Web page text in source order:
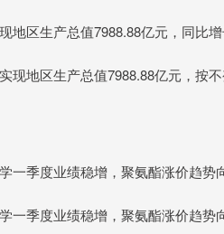
地区生产总值7988.88亿元，同比
现地区生产总值7988.88亿元，按
一季度业绩稳增，聚氨酯涨价趋势
一季度业绩稳增，聚氨酯涨价趋势